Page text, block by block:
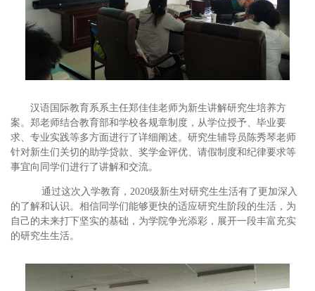
汉语国际教育系系主任郑佳佳老师为新生讲解研究生培养方
案。郑老师结合教育部和学校各规章制度，从学位授予、毕业要
求、专业实践等多方面进行了详细阐述。研究生辅导员陈秀琴老师
针对新生们关切的助学贷款、奖学金评优、请假制度和纪律要求等
事宜向同学们进行了讲解和交流。
通过这次入学教育，2020级新生对研究生生活有了更加深入
的了解和认识。相信同学们能够更快的适应研究生阶段的生活，为
自己的未来打下坚实的基础，为学院争光添彩，展开一段丰富充实
的研究生生活。